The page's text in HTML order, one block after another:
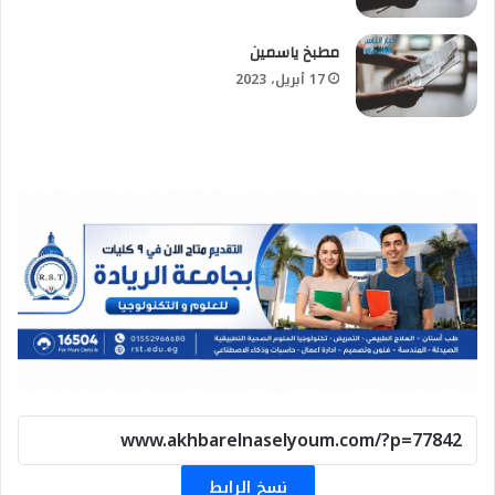
مطبخ ياسمين
17 أبريل، 2023
نسخ الرابط